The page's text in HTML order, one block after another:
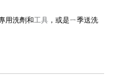
用洗劑和工具 ，或是ㄧ季送洗